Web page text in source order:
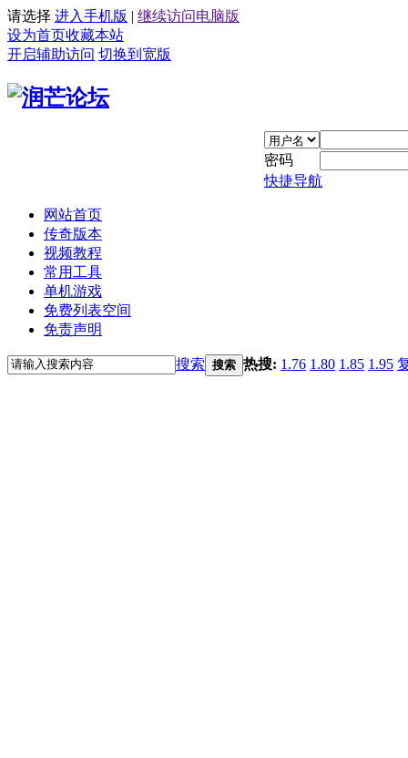
请选择 进入手机版 | 继续访问电脑版
设为首页收藏本站
开启辅助访问 切换到宽版
密码
快捷导航
网站首页
传奇版本
视频教程
常用工具
单机游戏
免费列表空间
免责声明
搜索 搜索 热搜: 1.76 1.80 1.85 1.95